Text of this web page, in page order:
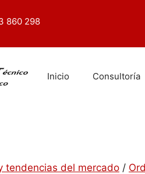
860 298
Inicio Consultoría
tendencias del mercado /